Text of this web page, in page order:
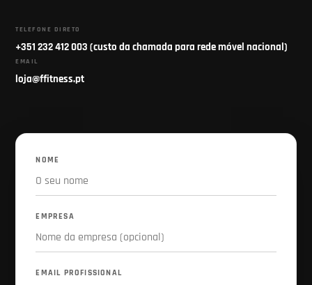
TELEFONE DIRETO
+351 232 412 003 (custo da chamada para rede móvel nacional)
EMAIL
loja@ffitness.pt
NOME
EMPRESA
EMAIL PROFISSIONAL